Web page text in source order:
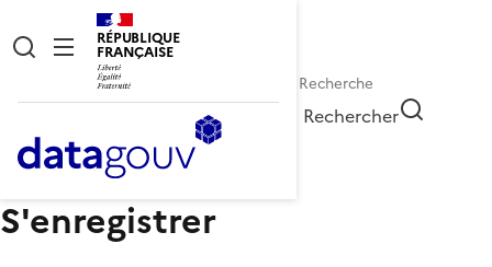
RÉPUBLIQUE
FRANÇAISE
Rechercher
S'enregistrer